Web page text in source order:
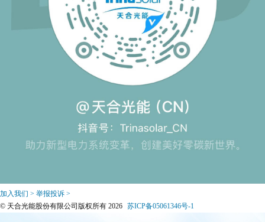
加入我们 > 举报投诉 >
© 天合光能股份有限公司版权所有 2026 苏ICP备05061346号-1